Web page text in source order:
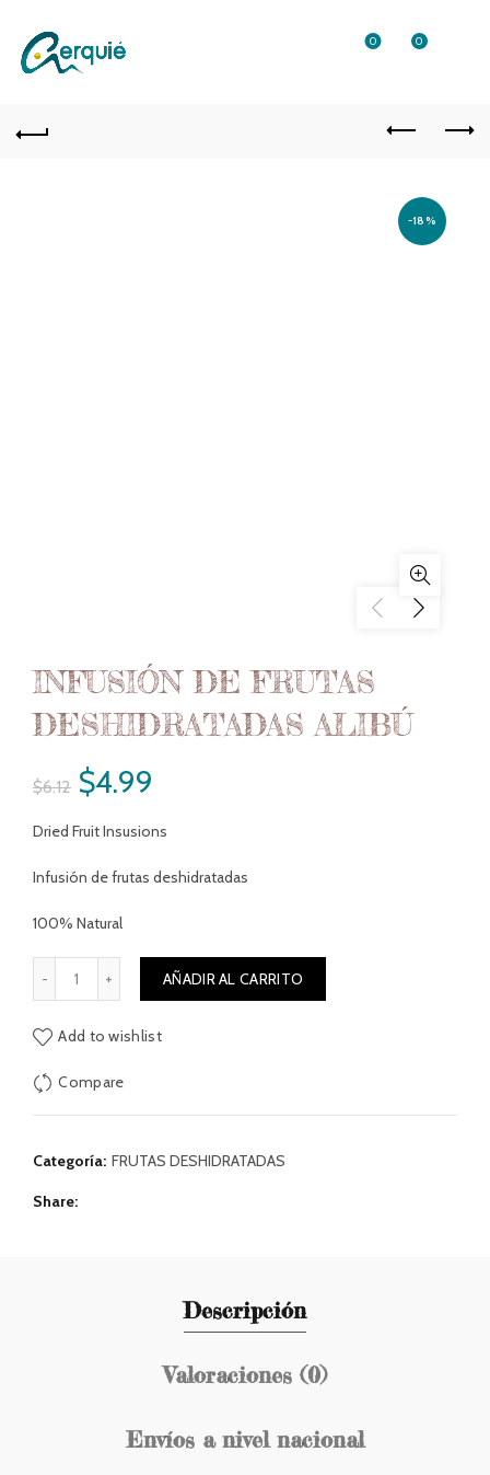
0 0
-18%
INFUSIÓN DE FRUTAS
DESHIDRATADAS ALIBÚ
$6.12 $4.99
Dried Fruit Insusions
Infusión de frutas deshidratadas
100% Natural
DESHIDRATADAS ALIBÚ cantidad
AÑADIR AL CARRITO
Add to wishlist
Compare
Categoría: FRUTAS DESHIDRATADAS
Share
Descripción
Valoraciones (0)
Envíos a nivel nacional